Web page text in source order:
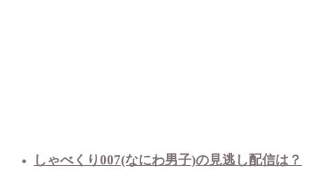
しゃべくり007(なにわ男子)の見逃し配信は？